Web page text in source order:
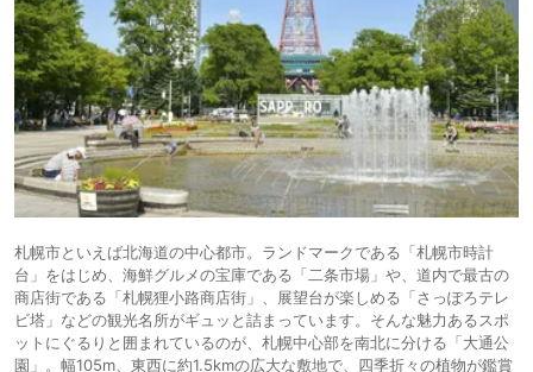
札幌市といえば北海道の中心都市。ランドマークである「札幌市時計
台」をはじめ、海鮮グルメの宝庫である「二条市場」や、道内で最古の
商店街である「札幌狸小路商店街」、展望台が楽しめる「さっぽろテレ
ビ塔」などの観光名所がギュッと詰まっています。そんな魅力あるスポ
ットにぐるりと囲まれているのが、札幌中心部を南北に分ける「大通公
園」。幅105m、東西に約1.5kmの広大な敷地で、四季折々の植物が鑑賞